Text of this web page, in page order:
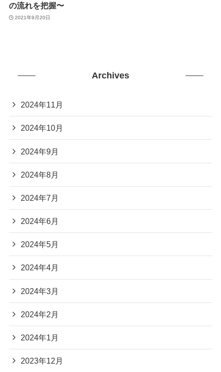
の流れを把握〜
2021年9月20日
Archives
2024年11月
2024年10月
2024年9月
2024年8月
2024年7月
2024年6月
2024年5月
2024年4月
2024年3月
2024年2月
2024年1月
2023年12月